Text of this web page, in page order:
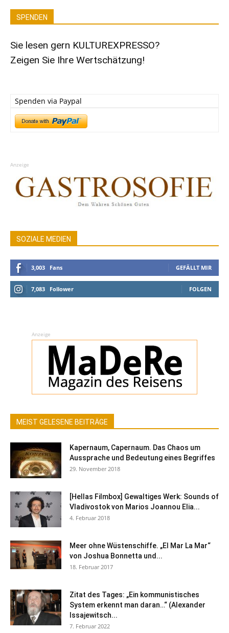
SPENDEN
Sie lesen gern KULTUREXPRESSO?
Zeigen Sie Ihre Wertschätzung!
Spenden via Paypal
Anzeige
SOZIALE MEDIEN
3,003 Fans GEFÄLLT MIR
7,083 Follower FOLGEN
Anzeige
MEIST GELESENE BEITRÄGE
Kapernaum, Capernaum. Das Chaos um
Aussprache und Bedeutung eines Begriffes
29. November 2018
[Hellas Filmbox] Gewaltiges Werk: Sounds of
Vladivostok von Marios Joannou Elia...
4. Februar 2018
Meer ohne Wüstenschiffe. „El Mar La Mar“
von Joshua Bonnetta und...
18. Februar 2017
Zitat des Tages: „Ein kommunistisches
System erkennt man daran…“ (Alexander
Issajewitsch...
7. Februar 2022